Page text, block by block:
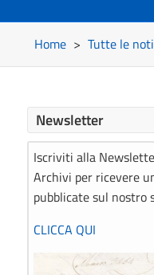
Home > Tutte le
Newsletter
Iscriviti alla
Archivi per ricevere
pubblicate sul nostro
CLICCA QUI